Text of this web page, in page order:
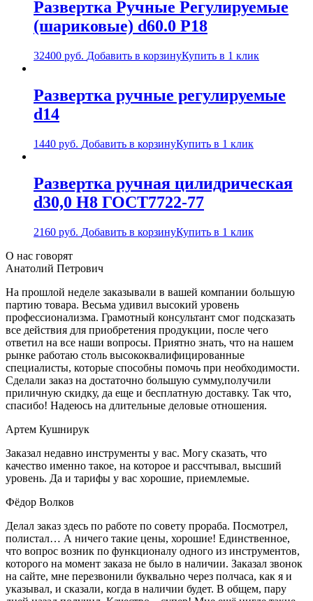
Развертка Ручные Регулируемые
(шариковые) d60.0 Р18
32400 руб. Добавить в корзинуКупить в 1 клик
Развертка ручные регулируемые
d14
1440 руб. Добавить в корзинуКупить в 1 клик
Развертка ручная цилидрическая
d30,0 Н8 ГОСТ7722-77
2160 руб. Добавить в корзинуКупить в 1 клик
О нас говорят
Анатолий Петрович
На прошлой неделе заказывали в вашей компании большую
партию товара. Весьма удивил высокий уровень
профессионализма. Грамотный консультант смог подсказать
все действия для приобретения продукции, после чего
ответил на все наши вопросы. Приятно знать, что на нашем
рынке работаю столь высококвалифицированные
специалисты, которые способны помочь при необходимости.
Сделали заказ на достаточно большую сумму,получили
приличную скидку, да еще и бесплатную доставку. Так что,
спасибо! Надеюсь на длительные деловые отношения.
Артем Кушнирук
Заказал недавно инструменты у вас. Могу сказать, что
качество именно такое, на которое и рассчтывал, высший
уровень. Да и тарифы у вас хорошие, приемлемые.
Фёдор Волков
Делал заказ здесь по работе по совету прораба. Посмотрел,
полистал… А ничего такие цены, хорошие! Единственное,
что вопрос возник по функционалу одного из инструментов,
которого на момент заказа не было в наличии. Заказал звонок
на сайте, мне перезвонили буквально через полчаса, как я и
указывал, и сказали, когда в наличии будет. В общем, пару